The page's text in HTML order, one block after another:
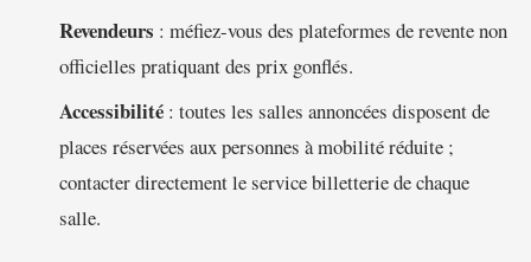
Revendeurs : méfiez-vous des plateformes de revente non
officielles pratiquant des prix gonflés.
Accessibilité: toutes les salles annoncées disposent de
places réservées aux personnes à mobilité réduite ;
contacter directement le service billetterie de chaque
salle.